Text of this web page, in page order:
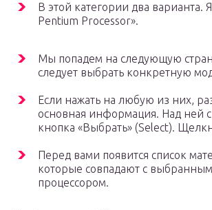
В этой категории два варианта.
Pentium Processor».
Мы попадем на следующую
следует выбрать конкретную
Если нажать на любую из них,
основная информация. Над ней
кнопка «Выбрать» (Select).
Перед вами появится список
которые совпадают с
процессором.